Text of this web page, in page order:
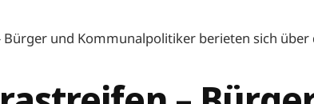
Bürger und Kommunalpolitiker berieten sich